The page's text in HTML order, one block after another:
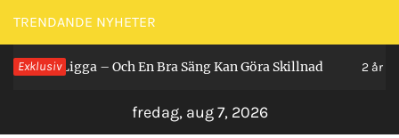
Hoppa
till
innehåll
TRENDANDE NYHETER
Exklusiv
Ligga – Och En Bra Säng Kan Göra Skillnad 2 år sedan
fredag, aug 7, 2026